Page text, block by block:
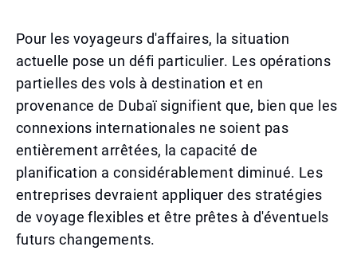
Pour les voyageurs d'affaires, la situation
actuelle pose un défi particulier. Les opérations
partielles des vols à destination et en
provenance de Dubaï signifient que, bien que les
connexions internationales ne soient pas
entièrement arrêtées, la capacité de
planification a considérablement diminué. Les
entreprises devraient appliquer des stratégies
de voyage flexibles et être prêtes à d'éventuels
futurs changements.